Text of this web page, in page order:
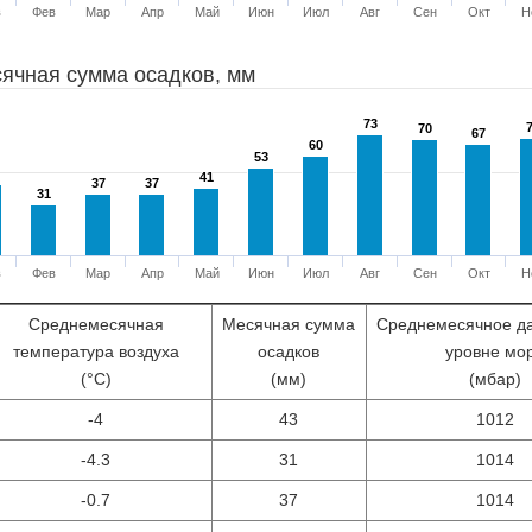
Фев Мар Апр Май Июн Июл Авг Сен Окт
сумма осадков, мм
31
31
37
37 37
37 41
41
53
53
60
60
73
73 70
70 67
67
Фев Мар Апр Май Июн Июл Авг Сен Окт
Среднемесячная
температура воздуха
(°С)
Месячная сумма
осадков
(мм)
Среднемесячное
уровне
(мбар)
-4 43 1012
-4.3 31 1014
-0.7 37 1014